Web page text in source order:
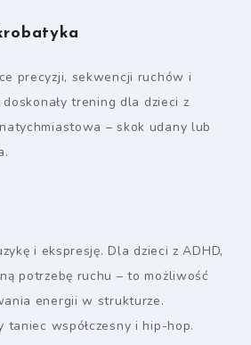
precyzji, sekwencji ruchów i
trening dla dzieci z
– skok udany lub
i ekspresję. Dla dzieci z ADHD,
potrzebę ruchu – to możliwość
energii w strukturze.
taniec współczesny i hip-hop.